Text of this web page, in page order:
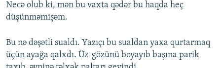
Necə olub ki, mən bu vaxta qədər bu haqda heç
düşünməmişəm.
Bu nə dəşətli sualdı. Yazıçı bu sualdan yaxa qurtarmaq
üçün ayağa qalxdı. Üz-gözünü boyayıb başına parik